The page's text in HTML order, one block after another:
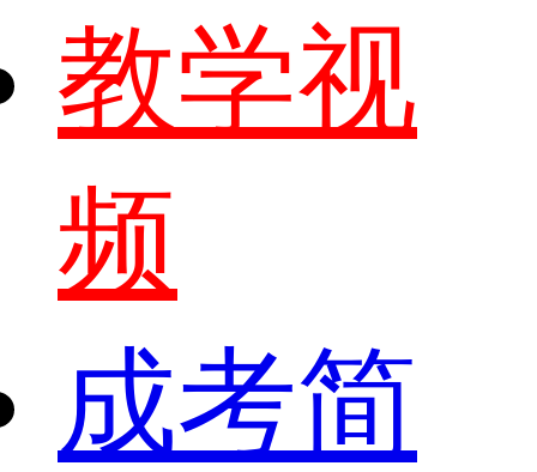
教学视
频
成考简